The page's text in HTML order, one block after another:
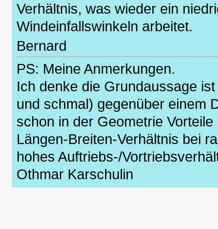
Verhältnis, was wieder ein
Windeinfallswinkeln arbeitet.
Bernard
PS: Meine Anmerkungen.
Ich denke die Grundaussage
und schmal) gegenüber einem
schon in der Geometrie
Längen-Breiten-Verhältnis bei
hohes Auftriebs-/
Othmar Karschulin